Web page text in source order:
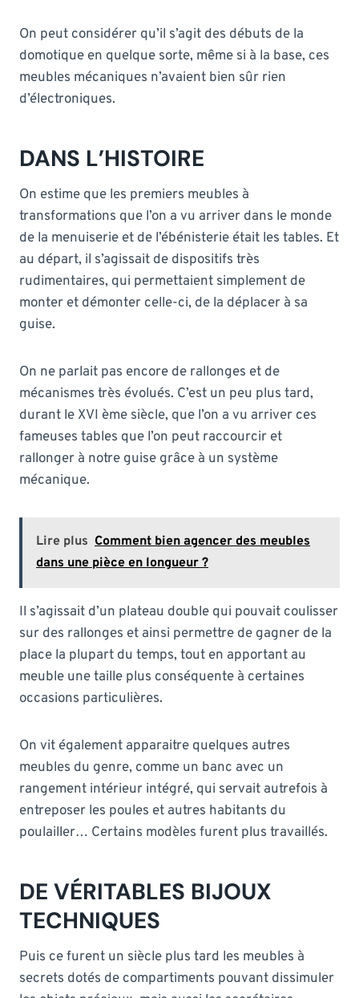
On peut considérer qu’il s’agit des débuts de la
domotique en quelque sorte, même si à la base, ces
meubles mécaniques n’avaient bien sûr rien
d’électroniques.
DANS L’HISTOIRE
On estime que les premiers meubles à
transformations que l’on a vu arriver dans le monde
de la menuiserie et de l’ébénisterie était les tables. Et
au départ, il s’agissait de dispositifs très
rudimentaires, qui permettaient simplement de
monter et démonter celle-ci, de la déplacer à sa
guise.
On ne parlait pas encore de rallonges et de
mécanismes très évolués. C’est un peu plus tard,
durant le XVI ème siècle, que l’on a vu arriver ces
fameuses tables que l’on peut raccourcir et
rallonger à notre guise grâce à un système
mécanique.
Lire plus Comment bien agencer des meubles
dans une pièce en longueur ?
Il s’agissait d’un plateau double qui pouvait coulisser
sur des rallonges et ainsi permettre de gagner de la
place la plupart du temps, tout en apportant au
meuble une taille plus conséquente à certaines
occasions particulières.
On vit également apparaitre quelques autres
meubles du genre, comme un banc avec un
rangement intérieur intégré, qui servait autrefois à
entreposer les poules et autres habitants du
poulailler… Certains modèles furent plus travaillés.
DE VÉRITABLES BIJOUX
TECHNIQUES
Puis ce furent un siècle plus tard les meubles à
secrets dotés de compartiments pouvant dissimuler